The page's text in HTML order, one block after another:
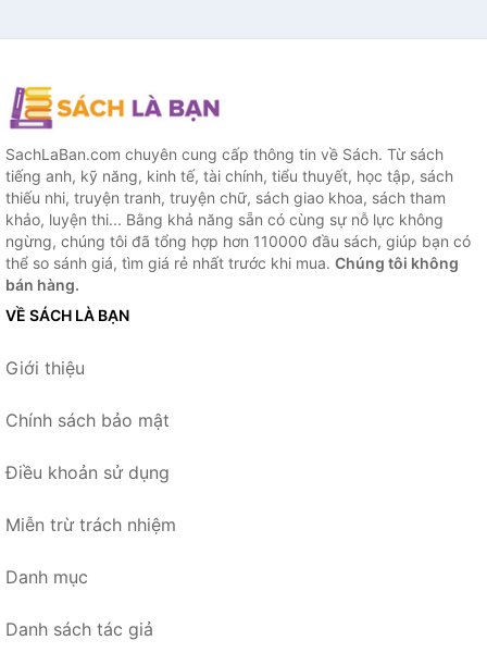
SachLaBan.com chuyên cung cấp thông tin về Sách. Từ sách
tiếng anh, kỹ năng, kinh tế, tài chính, tiểu thuyết, học tập, sách
thiếu nhi, truyện tranh, truyện chữ, sách giao khoa, sách tham
khảo, luyện thi... Bằng khả năng sẵn có cùng sự nỗ lực không
ngừng, chúng tôi đã tổng hợp hơn 110000 đầu sách, giúp bạn có
thể so sánh giá, tìm giá rẻ nhất trước khi mua. Chúng tôi không
bán hàng.
VỀ SÁCH LÀ BẠN
Giới thiệu
Chính sách bảo mật
Điều khoản sử dụng
Miễn trừ trách nhiệm
Danh mục
Danh sách tác giả